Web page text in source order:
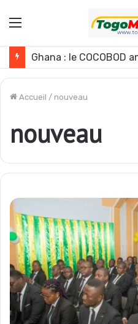
Menu
Accueil / nouveau
nouveau